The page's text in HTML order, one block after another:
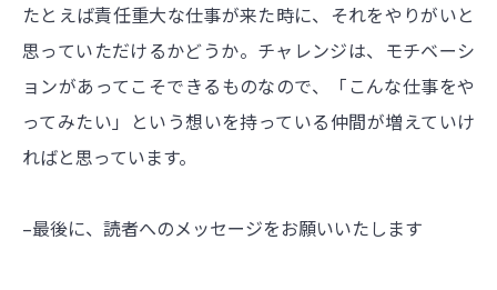
たとえば責任重大な仕事が来た時に、それをやりがいと
思っていただけるかどうか。チャレンジは、モチベーシ
ョンがあってこそできるものなので、「こんな仕事をや
ってみたい」という想いを持っている仲間が増えていけ
ればと思っています。
–最後に、読者へのメッセージをお願いいたします